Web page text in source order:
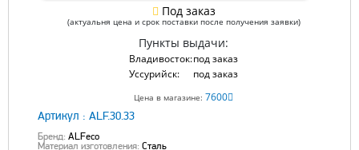
Под заказ
(актуальня цена и срок поставки после получения заявки)
Пункты выдачи:
Владивосток:под заказ
Уссурийск:
под заказ
Цена в магазине: 7600
Артикул : ALF.30.33
Бренд: ALFeco
Материал изготовления: Сталь